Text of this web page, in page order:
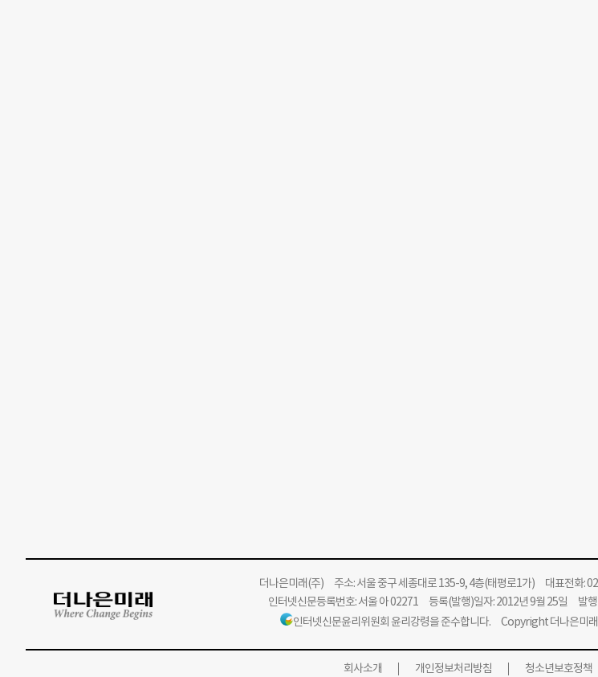
더나은미래(주)주소: 서울 중구 세종대로 135-9, 4층(태평로1가) 대표전화:
인터넷신문등록번호: 서울 아 02271 등록(발행)일자: 2012년 9월 25일 발
인터넷신문윤리위원회 윤리강령을 준수합니다. Copyright 더나은미
회사소개 개인정보처리방침 청소년보호정책